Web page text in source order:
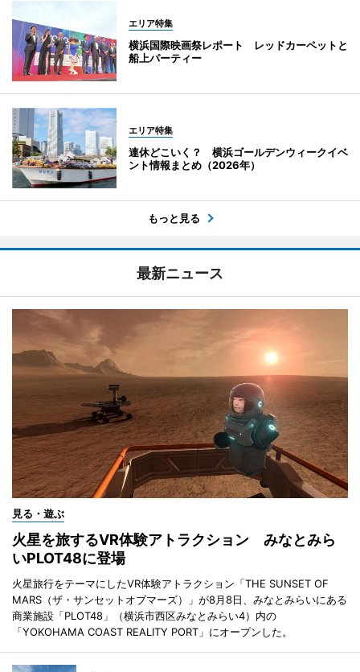
エリア特集
横浜国際映画祭レポート レッドカーペットと
船上パーティー
エリア特集
連休どこいく？ 横浜ゴールデンウィークイベ
ント情報まとめ（2026年）
もっと見る
最新ニュース
見る・遊ぶ
火星を旅するVR体験アトラクション みなとみら
いPLOT48に登場
火星旅行をテーマにしたVR体験アトラクション「THE SUNSET OF
MARS（ザ・サンセットオブマーズ）」が8月8日、みなとみらいにある
商業施設「PLOT48」（横浜市西区みなとみらい4）内の
「YOKOHAMA COAST REALITY PORT」にオープンした。